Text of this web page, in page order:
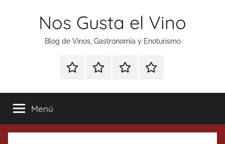
Nos Gusta el Vino
Blog de Vinos, Gastronomía y Enoturismo
Especial
Tonics
Enoturismo
Gastronomía
RankingContacto
Menú